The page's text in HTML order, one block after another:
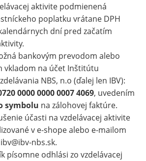
aktivite podmienená
poplatku vrátane DPH
dní pred začatím
bankovým prevodom alebo
vkladom na účet Inštitútu
NBS, n.o (ďalej len IBV):
0000 0000 0007 4069, uvedením
symbolu na zálohovej faktúre.
účasti na vzdelávacej aktivite
v e-shope alebo e-mailom
nbs.sk.
písomne odhlási zo vzdelávacej